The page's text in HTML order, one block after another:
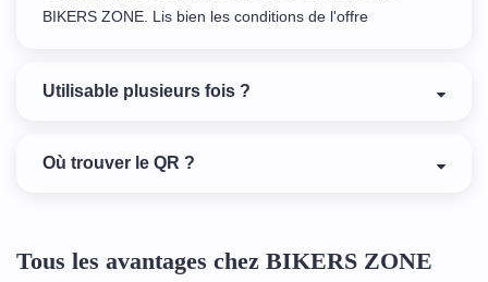
BIKERS ZONE. Lis bien les conditions de l'offre
Utilisable plusieurs fois ?
Où trouver le QR ?
Tous les avantages chez BIKERS ZONE